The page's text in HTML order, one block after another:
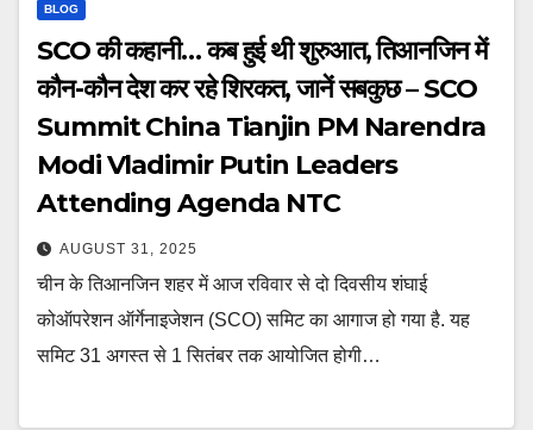
BLOG
SCO की कहानी… कब हुई थी शुरुआत, तिआनजिन में
कौन-कौन देश कर रहे शिरकत, जानें सबकुछ – SCO
Summit China Tianjin PM Narendra
Modi Vladimir Putin Leaders
Attending Agenda NTC
AUGUST 31, 2025
चीन के तिआनजिन शहर में आज रविवार से दो दिवसीय शंघाई
कोऑपरेशन ऑर्गेनाइजेशन (SCO) समिट का आगाज हो गया है. यह
समिट 31 अगस्त से 1 सितंबर तक आयोजित होगी…